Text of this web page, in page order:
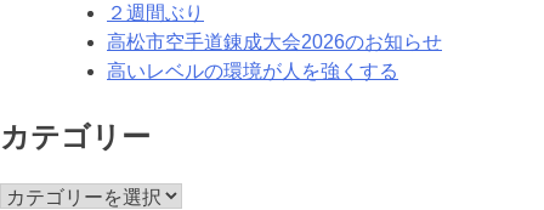
２週間ぶり
高松市空手道錬成大会2026のお知らせ
高いレベルの環境が人を強くする
カテゴリー
カ